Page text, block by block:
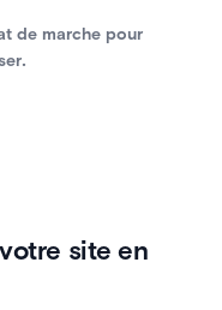
de marche pour
.
site en